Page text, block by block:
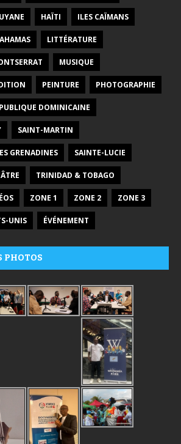
HAÏTI ILES CAÏMANS
LITTÉRATURE
MUSIQUE
PEINTURE PHOTOGRAPHIE
DOMINICAINE
SAINT-MARTIN
GRENADINES SAINTE-LUCIE
TRINIDAD & TOBAGO
ZONE 1 ZONE 2 ZONE 3
UNIS ÉVÉNEMENT
PHOTOS